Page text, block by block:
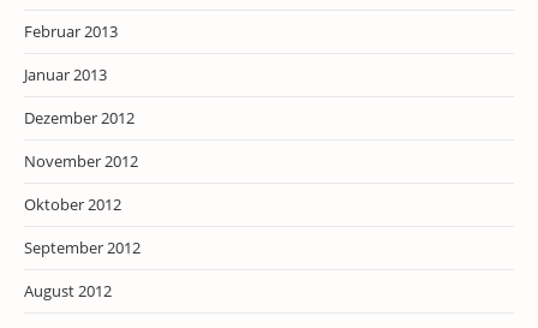
Februar 2013
Januar 2013
Dezember 2012
November 2012
Oktober 2012
September 2012
August 2012